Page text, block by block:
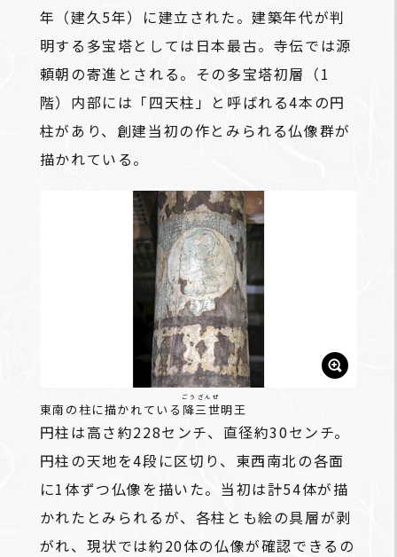
年（建久5年）に建立された。建築年代が判
明する多宝塔としては日本最古。寺伝では源
頼朝の寄進とされる。その多宝塔初層（1
階）内部には「四天柱」と呼ばれる4本の円
柱があり、創建当初の作とみられる仏像群が
描かれている。
東南の柱に描かれている 降三世
ごうざんぜ
明王
円柱は高さ約228センチ、直径約30センチ。
円柱の天地を4段に区切り、東西南北の各面
に1体ずつ仏像を描いた。当初は計54体が描
かれたとみられるが、各柱とも絵の具層が剥
がれ、現状では約20体の仏像が確認できるの